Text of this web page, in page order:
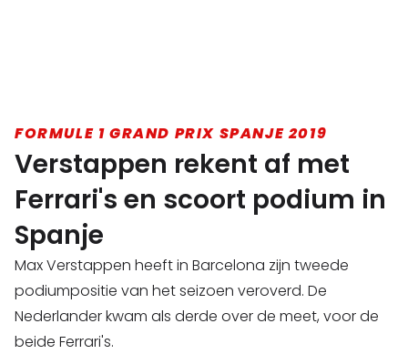
FORMULE 1 GRAND PRIX SPANJE 2019
Verstappen rekent af met
Ferrari's en scoort podium in
Spanje
Max Verstappen heeft in Barcelona zijn tweede
podiumpositie van het seizoen veroverd. De
Nederlander kwam als derde over de meet, voor de
beide Ferrari's.